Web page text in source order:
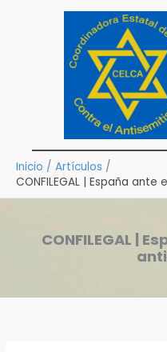
Inicio
Artículos
CONFILEGAL | España
CONFILEGAL |